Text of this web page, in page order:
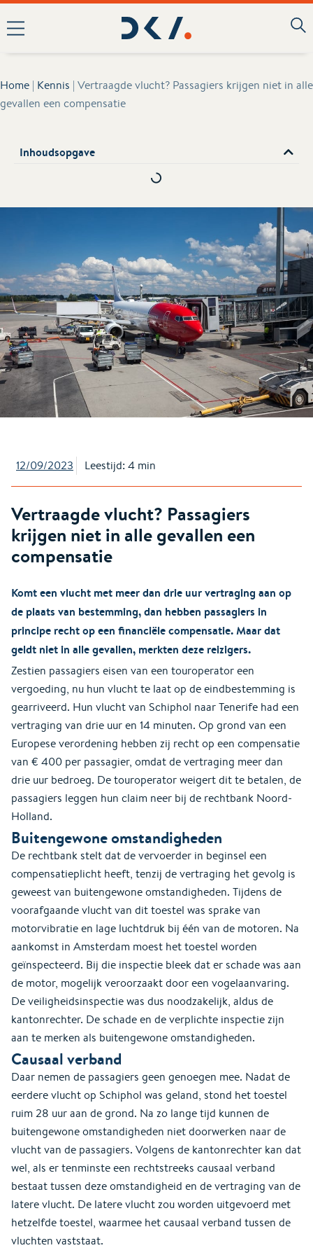
Home | Kennis | Vertraagde vlucht? Passagiers krijgen niet in alle
gevallen een compensatie
Inhoudsopgave
12/09/2023 Leestijd: 4 min
Vertraagde vlucht? Passagiers
krijgen niet in alle gevallen een
compensatie
Komt een vlucht met meer dan drie uur vertraging aan op
de plaats van bestemming, dan hebben passagiers in
principe recht op een financiële compensatie. Maar dat
geldt niet in alle gevallen, merkten deze reizigers.
Zestien passagiers eisen van een touroperator een
vergoeding, nu hun vlucht te laat op de eindbestemming is
gearriveerd. Hun vlucht van Schiphol naar Tenerife had een
vertraging van drie uur en 14 minuten. Op grond van een
Europese verordening hebben zij recht op een compensatie
van € 400 per passagier, omdat de vertraging meer dan
drie uur bedroeg. De touroperator weigert dit te betalen, de
passagiers leggen hun claim neer bij de rechtbank Noord-
Holland.
Buitengewone omstandigheden
De rechtbank stelt dat de vervoerder in beginsel een
compensatieplicht heeft, tenzij de vertraging het gevolg is
geweest van buitengewone omstandigheden. Tijdens de
voorafgaande vlucht van dit toestel was sprake van
motorvibratie en lage luchtdruk bij één van de motoren. Na
aankomst in Amsterdam moest het toestel worden
geïnspecteerd. Bij die inspectie bleek dat er schade was aan
de motor, mogelijk veroorzaakt door een vogelaanvaring.
De veiligheidsinspectie was dus noodzakelijk, aldus de
kantonrechter. De schade en de verplichte inspectie zijn
aan te merken als buitengewone omstandigheden.
Causaal verband
Daar nemen de passagiers geen genoegen mee. Nadat de
eerdere vlucht op Schiphol was geland, stond het toestel
ruim 28 uur aan de grond. Na zo lange tijd kunnen de
buitengewone omstandigheden niet doorwerken naar de
vlucht van de passagiers. Volgens de kantonrechter kan dat
wel, als er tenminste een rechtstreeks causaal verband
bestaat tussen deze omstandigheid en de vertraging van de
latere vlucht. De latere vlucht zou worden uitgevoerd met
hetzelfde toestel, waarmee het causaal verband tussen de
vluchten vaststaat.